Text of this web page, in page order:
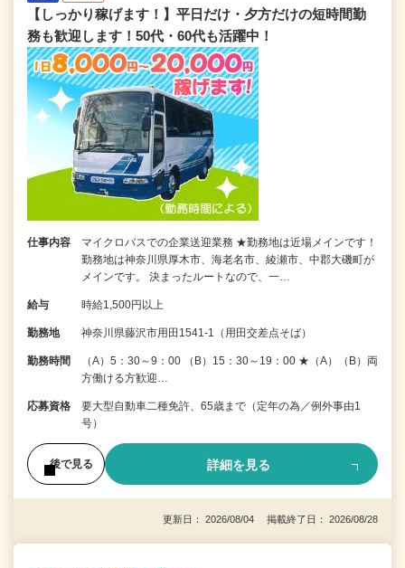
【しっかり稼げます！】平日だけ・夕方だけの短時間勤
務も歓迎します！50代・60代も活躍中！
仕事内容
マイクロバスでの企業送迎業務 ★勤務地は近場メインです！
勤務地は神奈川県厚木市、海老名市、綾瀬市、中郡大磯町が
メインです。 決まったルートなので、一…
給与 時給1,500円以上
勤務地 神奈川県藤沢市用田1541-1（用田交差点そば）
勤務時間
（A）5：30～9：00 （B）15：30～19：00 ★（A）（B）両
方働ける方歓迎…
応募資格
要大型自動車二種免許、65歳まで（定年の為／例外事由1
号）
後で見る 詳細を見る
更新日： 2026/08/04 掲載終了日： 2026/08/28